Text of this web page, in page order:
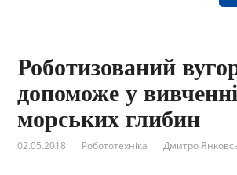
Роботизований
допоможе у вивченні
морських глибин
02.05.2018 Робототехніка Дмитро